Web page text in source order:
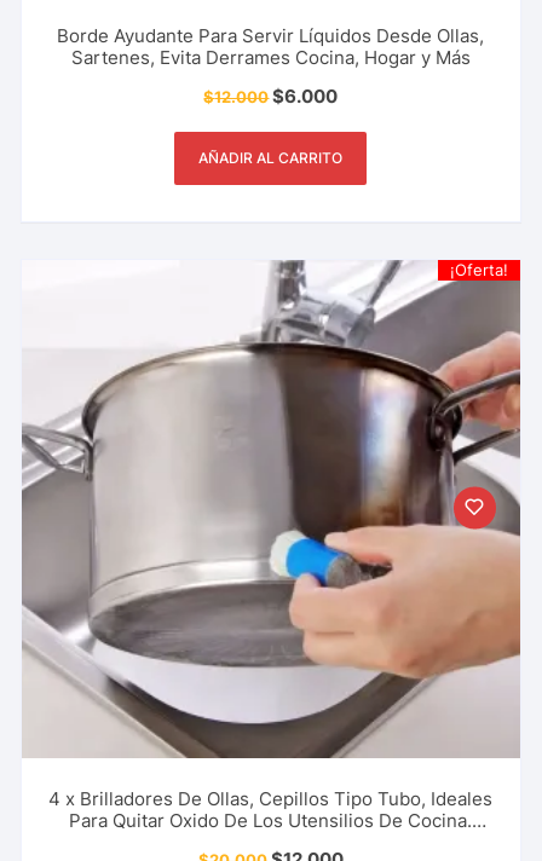
Borde Ayudante Para Servir Líquidos Desde Ollas,
Sartenes, Evita Derrames Cocina, Hogar y Más
$12.000$6.000
AÑADIR AL CARRITO
¡Oferta!
4 x Brilladores De Ollas, Cepillos Tipo Tubo, Ideales
Para Quitar Oxido De Los Utensilios De Cocina.